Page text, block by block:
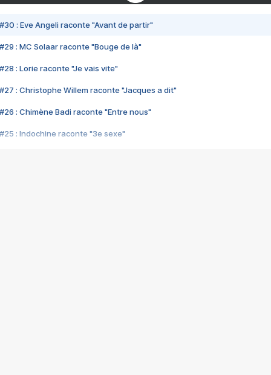
#30 : Eve Angeli raconte "Avant de partir"
#29 : MC Solaar raconte "Bouge de là"
#28 : Lorie raconte "Je vais vite"
#27 : Christophe Willem raconte "Jacques a dit"
#26 : Chimène Badi raconte "Entre nous"
#25 : Indochine raconte "3e sexe"